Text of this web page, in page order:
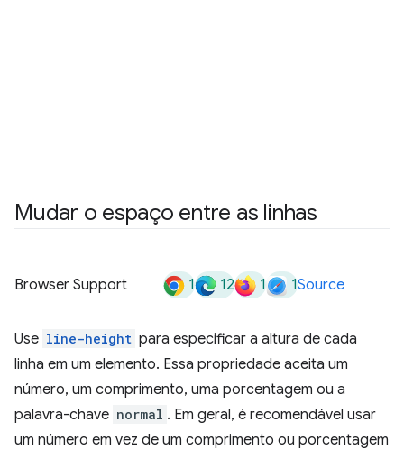
Mudar o espaço entre as linhas
Browser Support 1 12 1 1Source
Use line-height para especificar a altura de cada
linha em um elemento. Essa propriedade aceita um
número, um comprimento, uma porcentagem ou a
palavra-chave normal . Em geral, é recomendável usar
um número em vez de um comprimento ou porcentagem